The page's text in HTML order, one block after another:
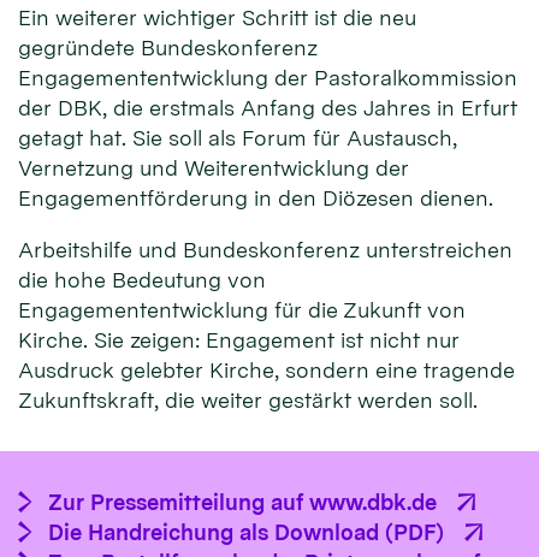
Ein weiterer wichtiger Schritt ist die neu
gegründete Bundeskonferenz
Engagemententwicklung der Pastoralkommission
der DBK, die erstmals Anfang des Jahres in Erfurt
getagt hat. Sie soll als Forum für Austausch,
Vernetzung und Weiterentwicklung der
Engagementförderung in den Diözesen dienen.
Arbeitshilfe und Bundeskonferenz unterstreichen
die hohe Bedeutung von
Engagemententwicklung für die Zukunft von
Kirche. Sie zeigen: Engagement ist nicht nur
Ausdruck gelebter Kirche, sondern eine tragende
Zukunftskraft, die weiter gestärkt werden soll.
Zur Pressemitteilung auf www.dbk.de
Die Handreichung als Download (PDF)